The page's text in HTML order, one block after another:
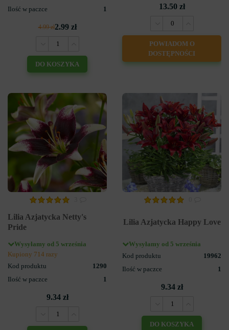
Ilość w paczce
1
4.99 zł2.99 zł
DO KOSZYKA
13.50 zł
POWIADOM O
DOSTĘPNOŚCI
Lilia Azjatycka Netty's
Pride
Wysyłamy od 5 września
Kupiony 714 razy
Kod produktu
1290
Ilość w paczce
1
9.34 zł
Lilia Azjatycka Happy Love
Wysyłamy od 5 września
Kod produktu
19962
Ilość w paczce
1
9.34 zł
DO KOSZYKA